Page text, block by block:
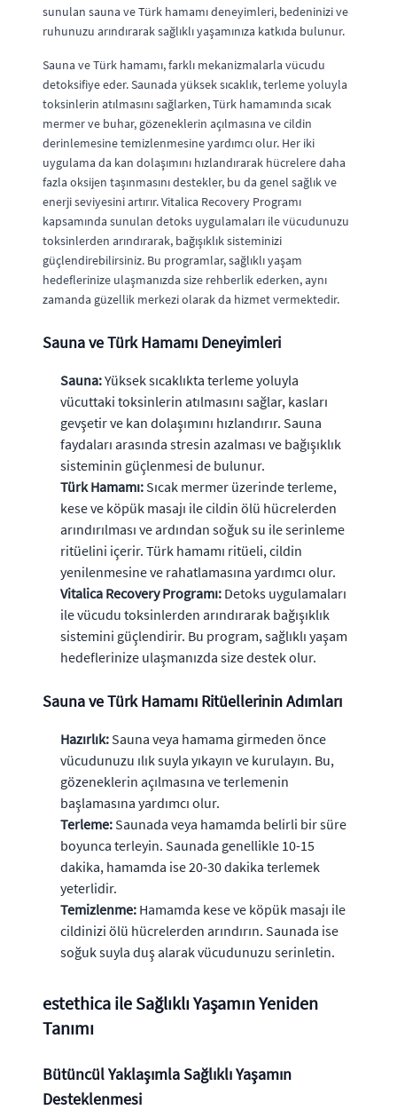
sunulan sauna ve Türk hamamı deneyimleri, bedeninizi ve
ruhunuzu arındırarak sağlıklı yaşamınıza katkıda bulunur.
Sauna ve Türk hamamı, farklı mekanizmalarla vücudu
detoksifiye eder. Saunada yüksek sıcaklık, terleme yoluyla
toksinlerin atılmasını sağlarken, Türk hamamında sıcak
mermer ve buhar, gözeneklerin açılmasına ve cildin
derinlemesine temizlenmesine yardımcı olur. Her iki
uygulama da kan dolaşımını hızlandırarak hücrelere daha
fazla oksijen taşınmasını destekler, bu da genel sağlık ve
enerji seviyesini artırır. Vitalica Recovery Programı
kapsamında sunulan detoks uygulamaları ile vücudunuzu
toksinlerden arındırarak, bağışıklık sisteminizi
güçlendirebilirsiniz. Bu programlar, sağlıklı yaşam
hedeflerinize ulaşmanızda size rehberlik ederken, aynı
zamanda güzellik merkezi olarak da hizmet vermektedir.
Sauna ve Türk Hamamı Deneyimleri
Sauna:Yüksek sıcaklıkta terleme yoluyla
vücuttaki toksinlerin atılmasını sağlar, kasları
gevşetir ve kan dolaşımını hızlandırır. Sauna
faydaları arasında stresin azalması ve bağışıklık
sisteminin güçlenmesi de bulunur.
Türk Hamamı: Sıcak mermer üzerinde terleme,
kese ve köpük masajı ile cildin ölü hücrelerden
arındırılması ve ardından soğuk su ile serinleme
ritüelini içerir. Türk hamamı ritüeli, cildin
yenilenmesine ve rahatlamasına yardımcı olur.
Vitalica Recovery Programı: Detoks uygulamaları
ile vücudu toksinlerden arındırarak bağışıklık
sistemini güçlendirir. Bu program, sağlıklı yaşam
hedeflerinize ulaşmanızda size destek olur.
Sauna ve Türk Hamamı Ritüellerinin Adımları
Hazırlık: Sauna veya hamama girmeden önce
vücudunuzu ılık suyla yıkayın ve kurulayın. Bu,
gözeneklerin açılmasına ve terlemenin
başlamasına yardımcı olur.
Terleme: Saunada veya hamamda belirli bir süre
boyunca terleyin. Saunada genellikle 10-15
dakika, hamamda ise 20-30 dakika terlemek
yeterlidir.
Temizlenme: Hamamda kese ve köpük masajı ile
cildinizi ölü hücrelerden arındırın. Saunada ise
soğuk suyla duş alarak vücudunuzu serinletin.
estethica ile Sağlıklı Yaşamın Yeniden
Tanımı
Bütüncül Yaklaşımla Sağlıklı Yaşamın
Desteklenmesi